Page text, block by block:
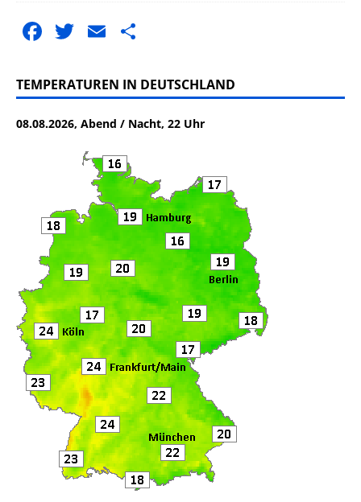
F
c
e
b
k
T
it
te
r
E
ai
l
le
n
TEMPERATUREN IN DEUTSCHLAND
08.08.2026, Abend / Nacht, 22 Uhr